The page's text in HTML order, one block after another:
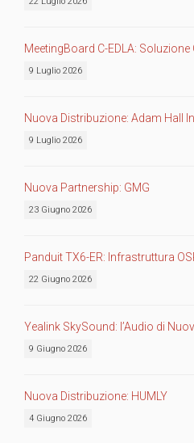
MeetingBoard C-EDLA:
9 Luglio 2026
Nuova Distribuzione: Adam Hall
9 Luglio 2026
Nuova Partnership: GMG
23 Giugno 2026
Panduit TX6-ER: Infrastruttura
22 Giugno 2026
Yealink SkySound: l’Audio di
9 Giugno 2026
Nuova Distribuzione: HUMLY
4 Giugno 2026